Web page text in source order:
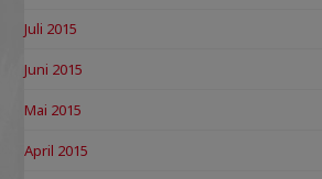
Juli 2015
Juni 2015
Mai 2015
April 2015